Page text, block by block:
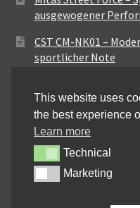
ausgewogener
CST CM-NK01 –
sportlicher Note
Maxxis MA-ST3 –
für vielseitige
Pirelli City Demon –
Alltag
Metzeler Perfect
Straßenperformance
This website uses
the best experience
Learn more
TechnicalTechnical
MarketingMarketing